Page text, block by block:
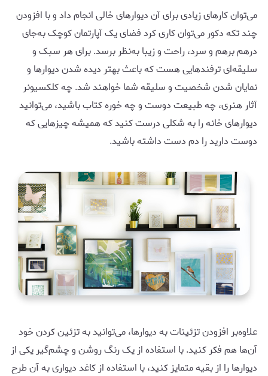
می‌توان کارهای زیادی برای آن دیوارهای خالی انجام داد و با افزودن
چند تکه دکور می‌توان کاری کرد فضای یک آپارتمان کوچک به‌جای
درهم برهم و سرد، راحت و زیبا به‌نظر برسد. برای هر سبک و
سلیقه‌ای ترفندهایی هست که باعث بهتر دیده شدن دیوارها و
نمایان شدن شخصیت و سلیقه شما خواهند شد. چه کلکسیونر
آثار هنری، چه طبیعت‌ دوست و چه خوره کتاب باشید، می‌توانید
دیوارهای خانه را به شکلی درست کنید که همیشه چیزهایی که
دوست دارید را دم دست داشته باشید.
علاوه‌بر افزودن تزئینات به دیوارها، می‌توانید به تزئین کردن خود
آن‌ها هم فکر کنید. با استفاده از یک رنگ روشن و چشم‌گیر یکی از
دیوارها را از بقیه متمایز کنید، با استفاده از کاغد دیواری به آن طرح